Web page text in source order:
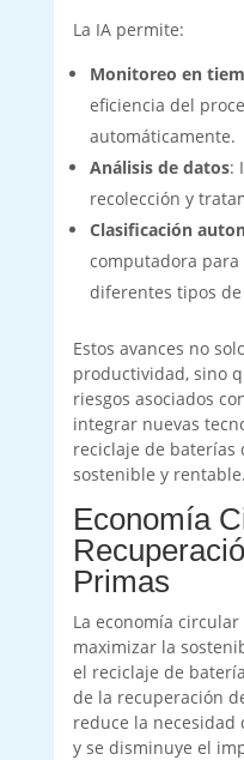
La IA permite:
Monitoreo en
eficiencia del
automáticamente.
Análisis de datos:
recolección y
Clasificación
computadora
diferentes tipos
Estos avances no
productividad, sino
riesgos asociados
integrar nuevas
reciclaje de baterías
sostenible y rentable.
Economía
Primas
La economía
maximizar la
el reciclaje de
de la recuperación
reduce la necesidad
y se disminuye el